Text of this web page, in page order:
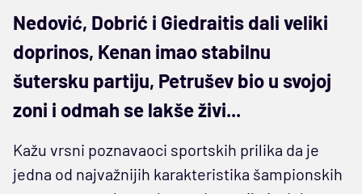
Nedović, Dobrić i Giedraitis dali veliki
doprinos, Kenan imao stabilnu
šutersku partiju, Petrušev bio u svojoj
zoni i odmah se lakše živi...
Kažu vrsni poznavaoci sportskih prilika da je
jedna od najvažnijih karakteristika šampionskih